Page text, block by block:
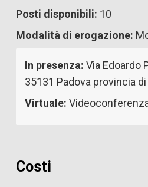
Posti disponibili: 10
Modalità di erogazione:
In presenza: Via Edoardo
35131 Padova provincia di
Virtuale:
Costi